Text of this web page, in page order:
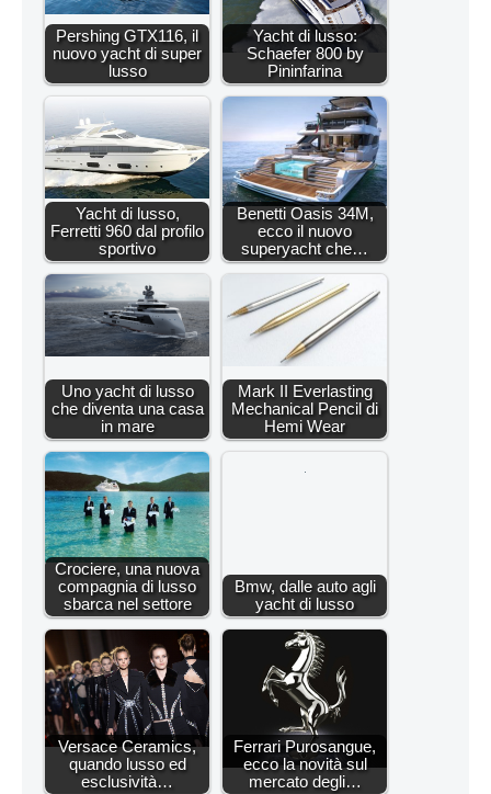
Pershing GTX116, il
nuovo yacht di super
lusso
Yacht di lusso:
Schaefer 800 by
Pininfarina
Yacht di lusso,
Ferretti 960 dal profilo
sportivo
Benetti Oasis 34M,
ecco il nuovo
superyacht che…
Uno yacht di lusso
che diventa una casa
in mare
Mark II Everlasting
Mechanical Pencil di
Hemi Wear
Crociere, una nuova
compagnia di lusso
sbarca nel settore
Bmw, dalle auto agli
yacht di lusso
Versace Ceramics,
quando lusso ed
esclusività…
Ferrari Purosangue,
ecco la novità sul
mercato degli…